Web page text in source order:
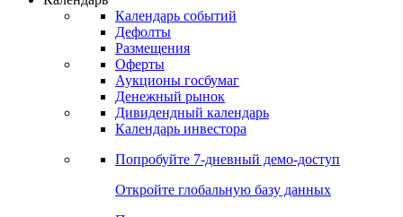
Откройте глобальную базу данных
Получить доступ
Календарь
Календарь событий
Дефолты
Размещения
Оферты
Денежный рынок
Календарь инвестора